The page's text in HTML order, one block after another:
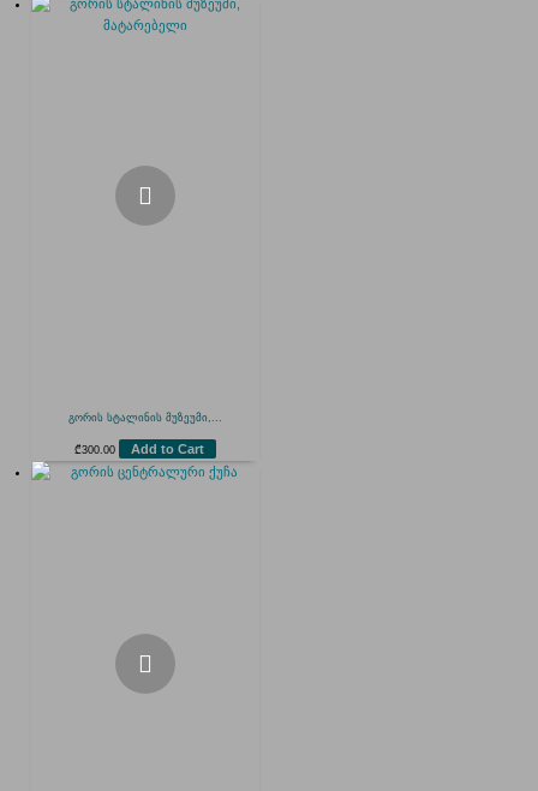
გორის სტალინის მუზეუმი,...
₾300.00 Add to Cart